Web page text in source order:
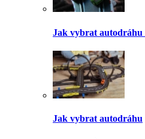
Jak vybrat autodráhu
Jak vybrat autodráhu